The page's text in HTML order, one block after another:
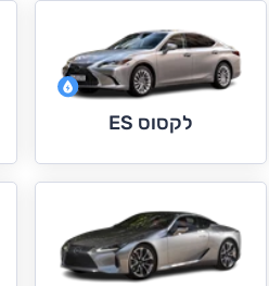
לקסוס ES